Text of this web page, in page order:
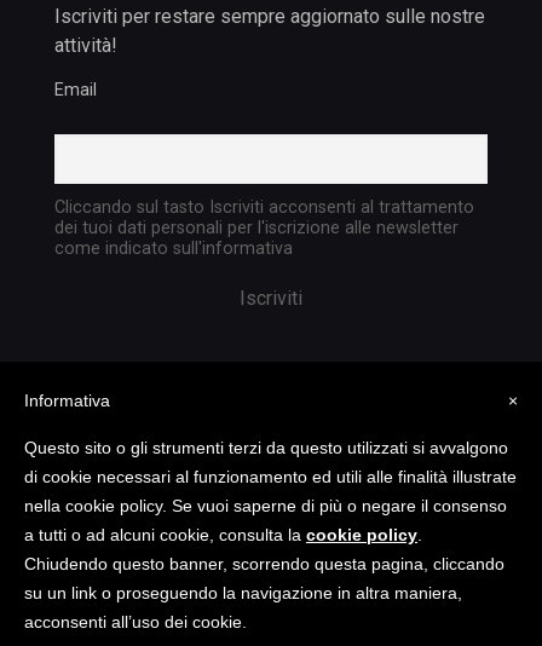
Iscriviti per restare sempre aggiornato sulle nostre
attività!
Email
Cliccando sul tasto Iscriviti acconsenti al trattamento
dei tuoi dati personali per l'iscrizione alle newsletter
come indicato sull'informativa
Copyright @ 2023 TATTICA S.R.L. | All rights
reserved | P.I. 05903351004
×
Informativa
Questo sito o gli strumenti terzi da questo utilizzati si avvalgono
di cookie necessari al funzionamento ed utili alle finalità illustrate
nella cookie policy. Se vuoi saperne di più o negare il consenso
a tutti o ad alcuni cookie, consulta la cookie policy
Chiudendo questo banner, scorrendo questa pagina, cliccando
su un link o proseguendo la navigazione in altra maniera,
acconsenti all’uso dei cookie.